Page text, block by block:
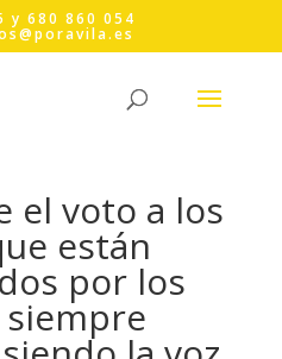
y 680 860 054
el voto a los
están
por los